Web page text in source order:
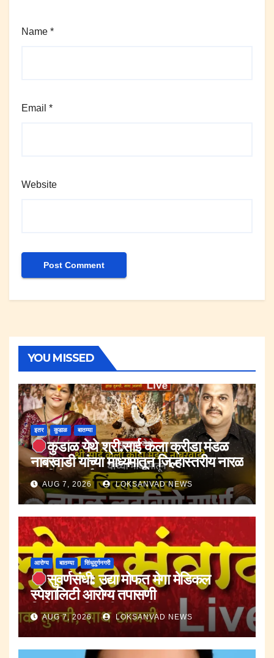
Name *
Email *
Website
YOU MISSED
इतर कुडाळ बातम्या
कुडाळ येथे श्री.साई कला क्रीडा मंडळ
नाबरवाडी यांच्या माध्यमातून जिल्हास्तरीय नारळ
लढविणे स्पर्धा.
AUG 7, 2026 LOKSANVAD NEWS
आरोग्य बातम्या सिंधुदुर्गनगरी
सुवर्णसंधी: उद्या मोफत मेगा मेडिकल
स्पेशालिटी आरोग्य तपासणी
शिबिर.;नागरिकांनी या संधीचा लाभ घ्यावा.
AUG 7, 2026 LOKSANVAD NEWS